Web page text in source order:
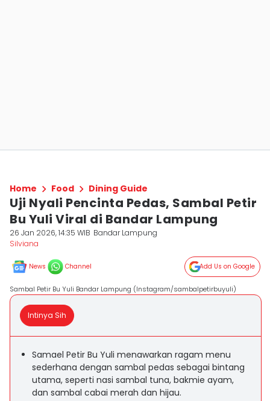
Home Food Dining Guide
Uji Nyali Pencinta Pedas, Sambal Petir
Bu Yuli Viral di Bandar Lampung
26 Jan 2026, 14:35 WIB Bandar Lampung
Silviana
News Channel Add Us on Google
Sambal Petir Bu Yuli Bandar Lampung (Instagram/sambalpetirbuyuli)
Intinya Sih
Samael Petir Bu Yuli menawarkan ragam menu
sederhana dengan sambal pedas sebagai bintang
utama, seperti nasi sambal tuna, bakmie ayam,
dan sambal cabai merah dan hijau.